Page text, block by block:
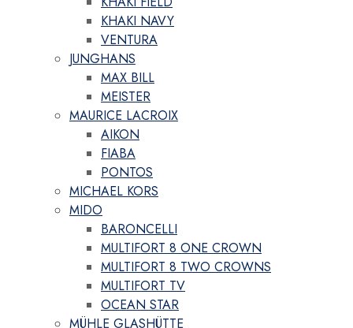
KHAKI NAVY
VENTURA
JUNGHANS
MAX BILL
MEISTER
MAURICE LACROIX
AIKON
FIABA
PONTOS
MICHAEL KORS
MIDO
BARONCELLI
MULTIFORT 8 ONE CROWN
MULTIFORT 8 TWO CROWNS
MULTIFORT TV
OCEAN STAR
MÜHLE GLASHÜTTE